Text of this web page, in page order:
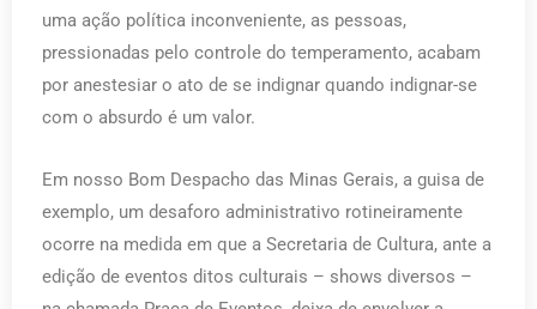
uma ação política inconveniente, as pessoas,
pressionadas pelo controle do temperamento, acabam
por anestesiar o ato de se indignar quando indignar-se
com o absurdo é um valor.
Em nosso Bom Despacho das Minas Gerais, a guisa de
exemplo, um desaforo administrativo rotineiramente
ocorre na medida em que a Secretaria de Cultura, ante a
edição de eventos ditos culturais – shows diversos –